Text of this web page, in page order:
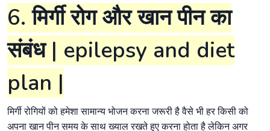
6. मिर्गी रोग और खान पीन का
संबंध | epilepsy and diet
plan |
मिर्गी रोगियों को हमेशा सामान्य भोजन करना जरूरी है वैसे भी हर किसी को
अपना खान पीन समय के साथ ख्याल रखते हुए करना होता है लेकिन अगर